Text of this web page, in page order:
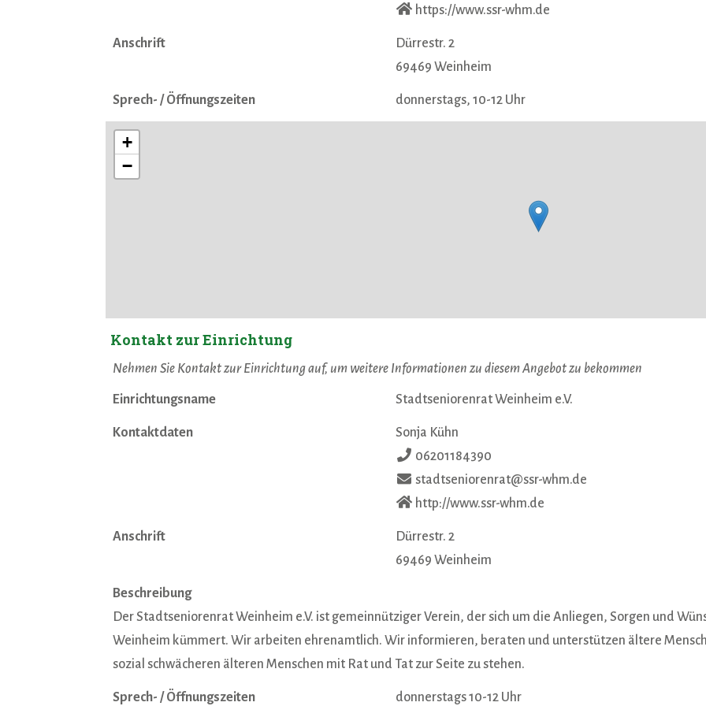
https://www.ssr-whm.de
Anschrift
Dürrestr. 2
69469 Weinheim
Sprech- / Öffnungszeiten donnerstags, 10-12 Uhr
+
−
Kontakt zur Einrichtung
Nehmen Sie Kontakt zur Einrichtung auf, um weitere Informationen zu diesem Angebot zu bekommen
Einrichtungsname Stadtseniorenrat Weinheim e.V.
Kontaktdaten
Sonja Kühn
06201184390
stadtseniorenrat@ssr-whm.de
http://www.ssr-whm.de
Anschrift
Dürrestr. 2
69469 Weinheim
Beschreibung
Der Stadtseniorenrat Weinheim e.V. ist gemeinnütziger Verein, der sich um die Anliegen, Sorgen und
Weinheim kümmert. Wir arbeiten ehrenamtlich. Wir informieren, beraten und unterstützen ältere
sozial schwächeren älteren Menschen mit Rat und Tat zur Seite zu stehen.
Sprech- / Öffnungszeiten donnerstags 10-12 Uhr